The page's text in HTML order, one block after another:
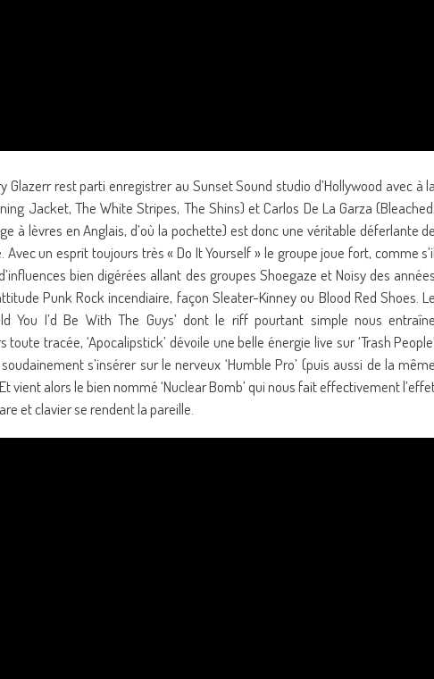
rest parti enregistrer au Sunset Sound studio d’Hollywood avec à la
Jacket, The White Stripes, The Shins) et Carlos De La Garza (Bleached,
à lèvres en Anglais, d’où la pochette) est donc une véritable déferlante de
un esprit toujours très « Do It Yourself » le groupe joue fort, comme s’il
bien digérées allant des groupes Shoegaze et Noisy des années
Punk Rock incendiaire, façon Sleater-Kinney ou Blood Red Shoes. Le
You I’d Be With The Guys’ dont le riff pourtant simple nous entraîne
tracée, ‘Apocalipstick’ dévoile une belle énergie live sur ‘Trash People’
s’insérer sur le nerveux ‘Humble Pro’ (puis aussi de la même
vient alors le bien nommé ‘Nuclear Bomb’ qui nous fait effectivement
et clavier se rendent la pareille.